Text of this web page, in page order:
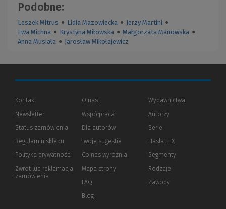
Podobne:
Leszek Mitrus ● Lidia Mazowiecka ● Jerzy Martini ●
Ewa Michna ● Krystyna Miłowska ● Małgorzata Manowska ●
Anna Musiała ● Jarosław Mikołajewicz
Kontakt
Newsletter
Status zamówienia
Regulamin sklepu
Polityka prywatności (Nowe
(Link
innej
Zwrot lub reklamacja
zamówienia
O nas
Współpraca
Dla autorów(Nowe
(Link
innej
strony)
Twoje sugestie
Co nas wyróżnia
Mapa strony
FAQ
Blog
Wydawnictwa
Autorzy
Serie
Hasła LEX
Segmenty
Rodzaje
Zawody